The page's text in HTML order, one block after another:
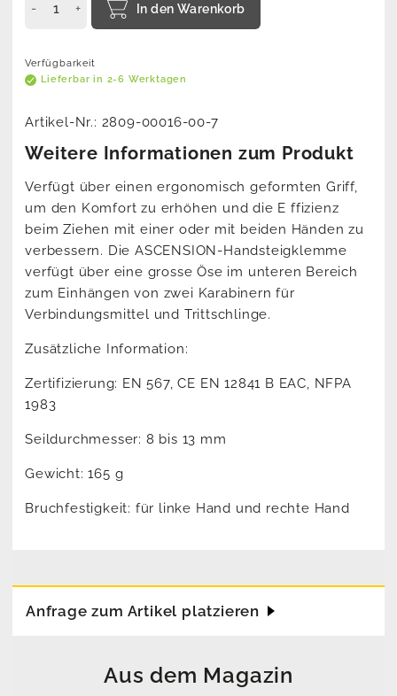
In den Warenkorb
Verfügbarkeit
Lieferbar in 2-6 Werktagen
Artikel-Nr.: 2809-00016-00-7
Weitere Informationen zum Produkt
Verfügt über einen ergonomisch geformten Griff,
um den Komfort zu erhöhen und die E ffizienz
beim Ziehen mit einer oder mit beiden Händen zu
verbessern. Die ASCENSION-Handsteigklemme
verfügt über eine grosse Öse im unteren Bereich
zum Einhängen von zwei Karabinern für
Verbindungsmittel und Trittschlinge.
Zusätzliche Information:
Zertifizierung: EN 567, CE EN 12841 B EAC, NFPA
1983
Seildurchmesser: 8 bis 13 mm
Gewicht: 165 g
Bruchfestigkeit: für linke Hand und rechte Hand
Anfrage zum Artikel platzieren
Aus dem Magazin